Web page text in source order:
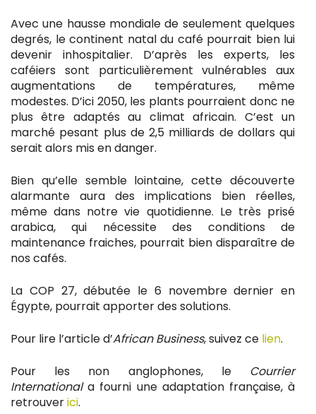
Avec une hausse mondiale de seulement quelques
degrés, le continent natal du café pourrait bien lui
devenir inhospitalier. D’après les experts, les
caféiers sont particulièrement vulnérables aux
augmentations de températures, même
modestes. D’ici 2050, les plants pourraient donc ne
plus être adaptés au climat africain. C’est un
marché pesant plus de 2,5 milliards de dollars qui
serait alors mis en danger.
Bien qu’elle semble lointaine, cette découverte
alarmante aura des implications bien réelles,
même dans notre vie quotidienne. Le très prisé
arabica, qui nécessite des conditions de
maintenance fraiches, pourrait bien disparaître de
nos cafés.
La COP 27, débutée le 6 novembre dernier en
Égypte, pourrait apporter des solutions.
Pour lire l’article d’African Business, suivez ce lien.
Pour les non anglophones, le Courrier
Internationala fourni une adaptation française, à
retrouverici.